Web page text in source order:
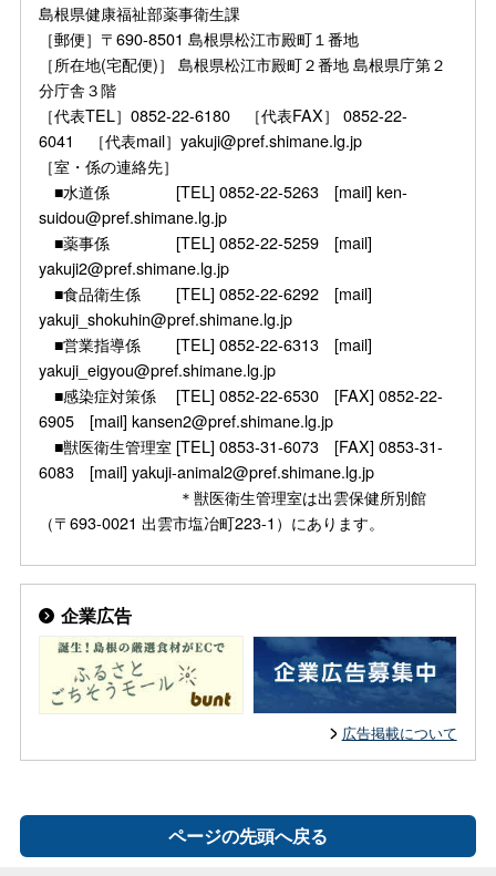
島根県健康福祉部薬事衛生課
［郵便］〒690-8501 島根県松江市殿町１番地
［所在地(宅配便)］ 島根県松江市殿町２番地 島根県庁第２
分庁舎３階
［代表TEL］0852-22-6180 ［代表FAX］ 0852-22-
6041 ［代表mail］yakuji@pref.shimane.lg.jp
［室・係の連絡先］
■水道係 [TEL] 0852-22-5263 [mail] ken-
suidou@pref.shimane.lg.jp
■薬事係 [TEL] 0852-22-5259 [mail]
yakuji2@pref.shimane.lg.jp
■食品衛生係 [TEL] 0852-22-6292 [mail]
yakuji_shokuhin@pref.shimane.lg.jp
■営業指導係 [TEL] 0852-22-6313 [mail]
yakuji_eigyou@pref.shimane.lg.jp
■感染症対策係 [TEL] 0852-22-6530 [FAX] 0852-22-
6905 [mail] kansen2@pref.shimane.lg.jp
■獣医衛生管理室 [TEL] 0853-31-6073 [FAX] 0853-31-
6083 [mail] yakuji-animal2@pref.shimane.lg.jp
＊獣医衛生管理室は出雲保健所別館
（〒693-0021 出雲市塩冶町223-1）にあります。
企業広告
広告掲載について
ページの先頭へ戻る